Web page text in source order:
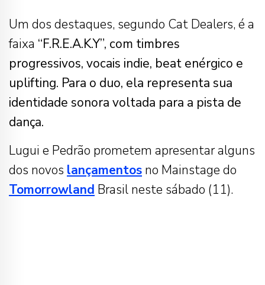
Um dos destaques, segundo Cat Dealers, é a
faixa “F.R.E.A.K.Y”, com timbres
progressivos, vocais indie, beat enérgico e
uplifting. Para o duo, ela representa sua
identidade sonora voltada para a pista de
dança.
Lugui e Pedrão prometem apresentar alguns
dos novos lançamentos no Mainstage do
Tomorrowland Brasil neste sábado (11).